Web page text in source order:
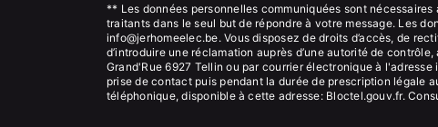
** Les données personnelles communiquées sont
traitants dans le seul but de répondre à votre message. Les
info@jerhomeelec.be. Vous disposez de droits d’accès, de
d’introduire une réclamation auprès d’une autorité de
Grand'Rue 6927 Tellin ou par courrier électronique à
prise de contact puis pendant la durée de prescription légale
téléphonique, disponible à cette adresse: Bloctel.gouv.fr.